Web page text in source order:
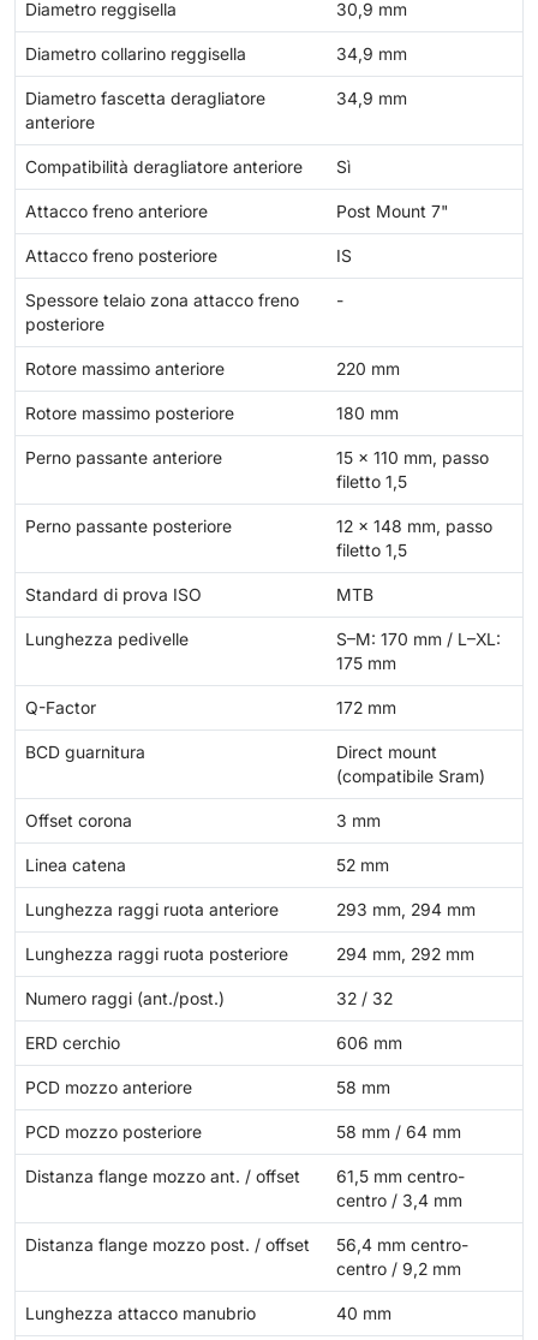
Diametro reggisella 30,9 mm
Diametro collarino reggisella 34,9 mm
Diametro fascetta deragliatore
anteriore
34,9 mm
Compatibilità deragliatore anteriore Sì
Attacco freno anteriore Post Mount 7"
Attacco freno posteriore IS
Spessore telaio zona attacco freno
posteriore
-
Rotore massimo anteriore 220 mm
Rotore massimo posteriore 180 mm
Perno passante anteriore
15 x 110 mm, passo
filetto 1,5
Perno passante posteriore
12 x 148 mm, passo
filetto 1,5
Standard di prova ISO MTB
Lunghezza pedivelle
S–M: 170 mm / L–XL:
175 mm
Q-Factor 172 mm
BCD guarnitura
Direct mount
(compatibile Sram)
Offset corona 3 mm
Linea catena 52 mm
Lunghezza raggi ruota anteriore 293 mm, 294 mm
Lunghezza raggi ruota posteriore 294 mm, 292 mm
Numero raggi (ant./post.) 32 / 32
ERD cerchio 606 mm
PCD mozzo anteriore 58 mm
PCD mozzo posteriore 58 mm / 64 mm
Distanza flange mozzo ant. / offset
61,5 mm centro-
centro / 3,4 mm
Distanza flange mozzo post. / offset
56,4 mm centro-
centro / 9,2 mm
Lunghezza attacco manubrio 40 mm